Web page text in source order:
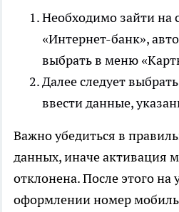
Необходимо зайти на
«Интернет-банк»,
выбрать в меню
Далее следует
ввести данные,
Важно убедиться в
данных, иначе активация
отклонена. После этого
оформлении номер